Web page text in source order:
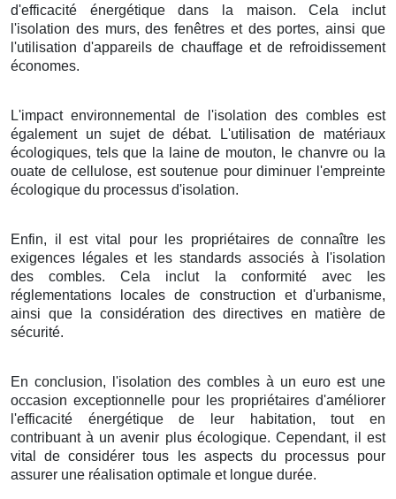
d'efficacité énergétique dans la maison. Cela inclut
l'isolation des murs, des fenêtres et des portes, ainsi que
l'utilisation d'appareils de chauffage et de refroidissement
économes.
L'impact environnemental de l'isolation des combles est
également un sujet de débat. L'utilisation de matériaux
écologiques, tels que la laine de mouton, le chanvre ou la
ouate de cellulose, est soutenue pour diminuer l'empreinte
écologique du processus d'isolation.
Enfin, il est vital pour les propriétaires de connaître les
exigences légales et les standards associés à l'isolation
des combles. Cela inclut la conformité avec les
réglementations locales de construction et d'urbanisme,
ainsi que la considération des directives en matière de
sécurité.
En conclusion, l'isolation des combles à un euro est une
occasion exceptionnelle pour les propriétaires d'améliorer
l'efficacité énergétique de leur habitation, tout en
contribuant à un avenir plus écologique. Cependant, il est
vital de considérer tous les aspects du processus pour
assurer une réalisation optimale et longue durée.